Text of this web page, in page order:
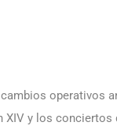
operativos
y los conciertos